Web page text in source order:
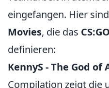
eingefangen. Hier
Movies, die das
definieren:
KennyS - The God of
Compilation zeigt die